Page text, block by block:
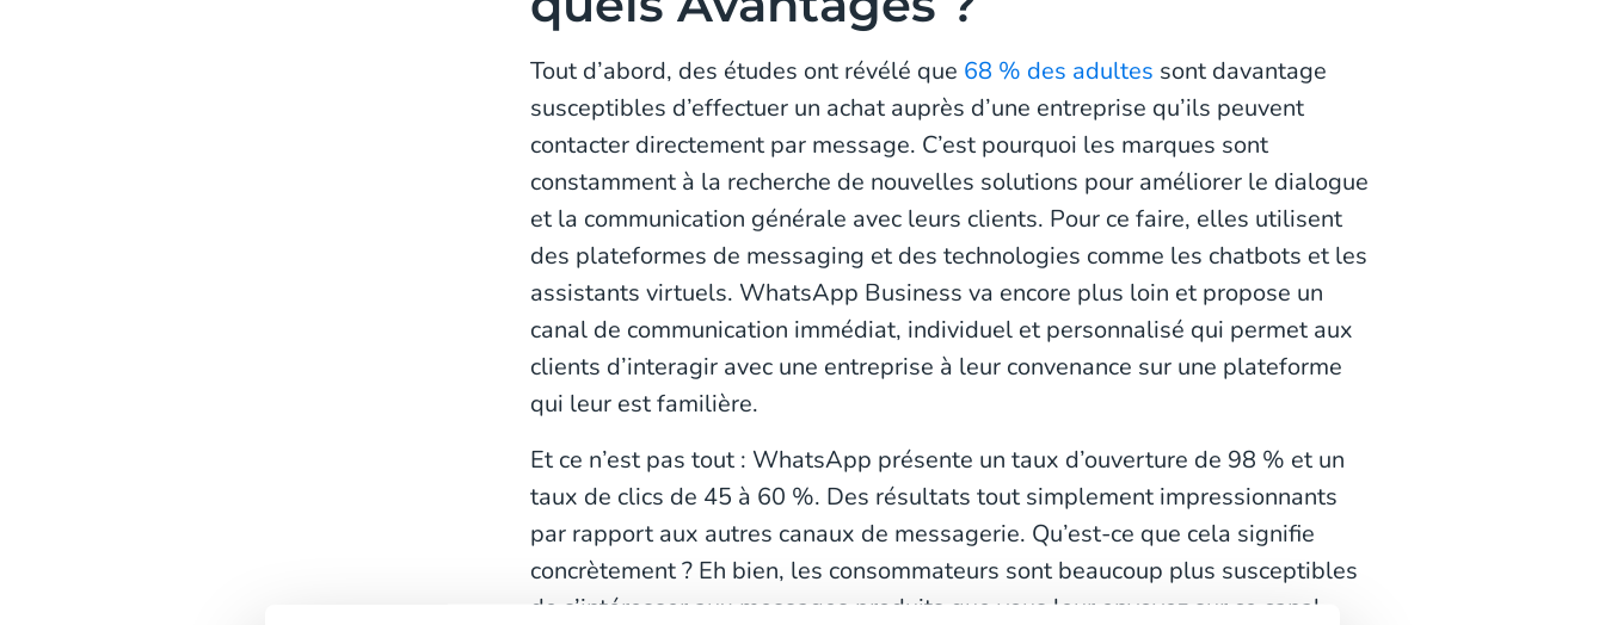
Tout d’abord, des études ont révélé que 68 % des adultes sont davantage
susceptibles d’effectuer un achat auprès d’une entreprise qu’ils peuvent
contacter directement par message. C’est pourquoi les marques sont
constamment à la recherche de nouvelles solutions pour améliorer le dialogue
et la communication générale avec leurs clients. Pour ce faire, elles utilisent
des plateformes de messaging et des technologies comme les chatbots et les
assistants virtuels. WhatsApp Business va encore plus loin et propose un
canal de communication immédiat, individuel et personnalisé qui permet aux
clients d’interagir avec une entreprise à leur convenance sur une plateforme
qui leur est familière.
Et ce n’est pas tout : WhatsApp présente un taux d’ouverture de 98 % et un
taux de clics de 45 à 60 %. Des résultats tout simplement impressionnants
par rapport aux autres canaux de messagerie. Qu’est-ce que cela signifie
concrètement ? Eh bien, les consommateurs sont beaucoup plus susceptibles
de s’intéresser aux messages produits que vous leur envoyez sur ce canal.